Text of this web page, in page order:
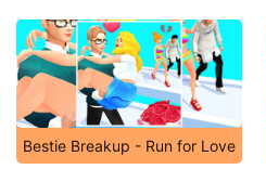
Bestie Breakup - Run for Love